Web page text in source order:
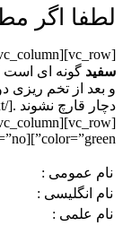
لطفا اگر
[vc_row][vc_column][vc_column_text text_larger=”no”]
سفید گونه ای است
و بعد از تخم ریزی
دچار قارچ نشوند .
color=”green”][vc_column_text text_larger=”no”]
نام عمومی :
نام انگلیسی :
نام علمی :